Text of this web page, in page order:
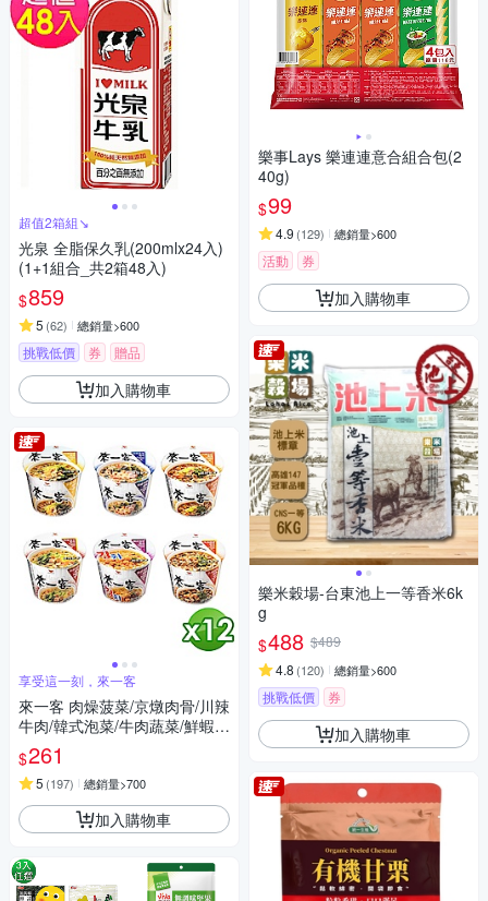
超值2箱組↘︎
光泉 全脂保久乳(200mlx24入)
(1+1組合_共2箱48入)
$859
5 (62) 總銷量>600
挑戰低價 券 贈品
加入購物車
享受這一刻，來一客
來一客 肉燥菠菜/京燉肉骨/川辣
牛肉/韓式泡菜/牛肉蔬菜/鮮蝦魚
板 風味杯(12入/箱) 任選
$261
5 (197) 總銷量>700
加入購物車
樂事Lays 樂連連意合組合包(2
40g)
$99
4.9 (129) 總銷量>600
活動 券
加入購物車
樂米穀場-台東池上一等香米6k
g
$488 $489
4.8 (120) 總銷量>600
挑戰低價 券
加入購物車